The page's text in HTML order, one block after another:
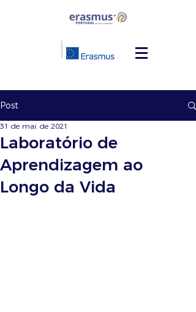
Post
Laboratório de
Aprendizagem ao
Longo da Vida
31 de mai. de 2021